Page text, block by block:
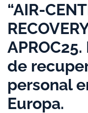
“AIR-
de
personal
Europa.